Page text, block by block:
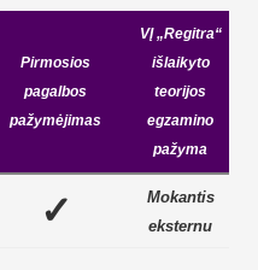
Pirmosios
pagalbos
pažymėjimas
VĮ „Regitra“
išlaikyto
teorijos
egzamino
pažyma
✓
Mokantis
eksternu